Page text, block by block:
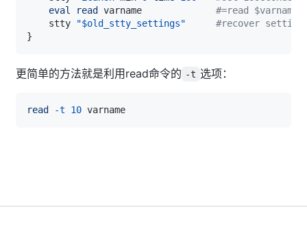
eval
read varname #=read $varname
    stty
"$old_stty_settings"
#recover
}
更简单的方法就是利用read命令的 -t 选项：
read -t 10